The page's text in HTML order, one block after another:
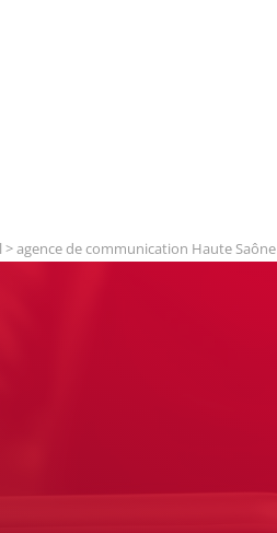
>agence de communication Haute Saône